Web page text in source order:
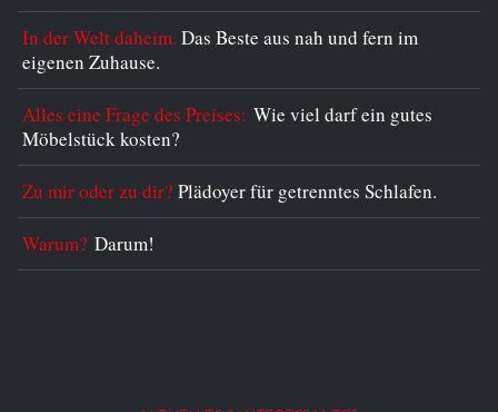
In der Welt daheim.Das Beste aus nah und fern im
eigenen Zuhause.
Alles eine Frage des Preises:Wie viel darf ein gutes
Möbelstück kosten?
Zu mir oder zu dir?Plädoyer für getrenntes Schlafen.
Warum?Darum!